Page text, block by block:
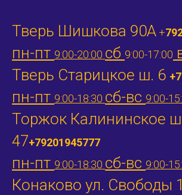
Тверь Шишкова 90А +
пн-пт 9:00-20:00 сб 9:00-17:00
Тверь Старицкое ш. 6
пн-пт 9:00-18:30 сб-вс 9:00-
Торжок Калининское
47+79201945777
пн-пт 9:00-18:30 сб-вс 9:00-
Конаково ул. Свободы